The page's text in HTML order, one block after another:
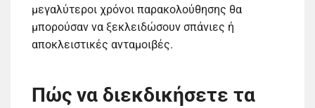
μεγαλύτεροι χρόνοι παρακολούθησης θα
μπορούσαν να ξεκλειδώσουν σπάνιες ή
αποκλειστικές ανταμοιβές.
Πώς να διεκδικήσετε τα